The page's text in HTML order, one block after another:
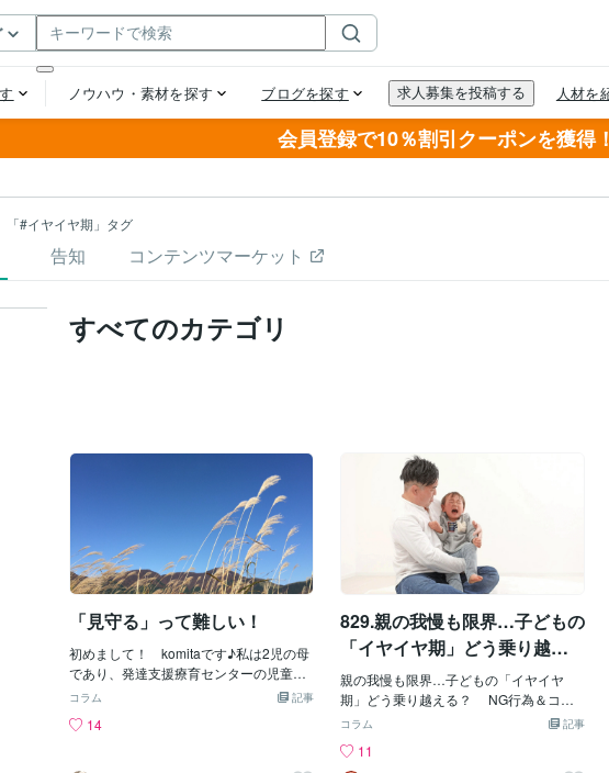
会員登録で10％割引クーポンを獲得！
「#イヤイヤ期」タグ
告知 コンテンツマーケット
すべてのカテゴリ
「見守る」って難しい！
初めまして！ komitaです♪私は2児の母
であり、発達支援療育センターの児童指
導員をしています。家族構成は・・☆猫
あり思春期真っ最中の中学3年生長男☆将
記事
コラム
14
829.親の我慢も限界…子どもの
「イヤイヤ期」どう乗り越え
る？
親の我慢も限界…子どもの「イヤイヤ
期」どう乗り越える？ NG行為＆コツ
を保育士に聞く 子どもは2歳ごろになる
う返事を繰り返すようになります。この
記事
コラム
11